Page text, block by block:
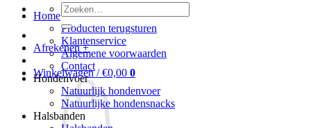
Home
Producten terugsturen
Klantenservice
Algemene voorwaarden
Contact
Hondenvoer
Natuurlijk hondenvoer
Natuurlijke hondensnacks
Halsbanden
Zoeken
naar:
Afrekenen +
Winkelwagen /€0,00 0